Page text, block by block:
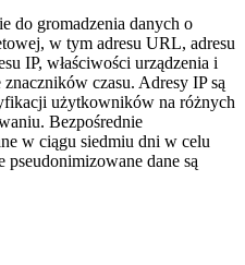
do gromadzenia danych o
w tym adresu URL, adresu
IP, właściwości urządzenia i
czasu. Adresy IP są
użytkowników na różnych
Bezpośrednie
w ciągu siedmiu dni w celu
pseudonimizowane dane są